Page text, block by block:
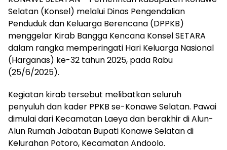
Selatan (Konsel) melalui Dinas Pengendalian
Penduduk dan Keluarga Berencana (DPPKB)
menggelar Kirab Bangga Kencana Konsel SETARA
dalam rangka memperingati Hari Keluarga Nasional
(Harganas) ke-32 tahun 2025, pada Rabu
(25/6/2025).
Kegiatan kirab tersebut melibatkan seluruh
penyuluh dan kader PPKB se-Konawe Selatan. Pawai
dimulai dari Kecamatan Laeya dan berakhir di Alun-
Alun Rumah Jabatan Bupati Konawe Selatan di
Kelurahan Potoro, Kecamatan Andoolo.